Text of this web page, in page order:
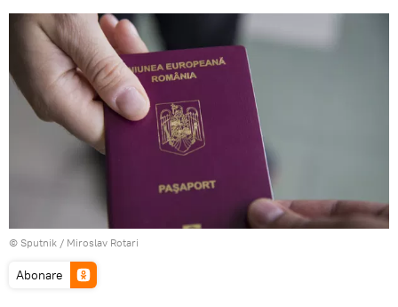
© Sputnik / Miroslav Rotari
Abonare